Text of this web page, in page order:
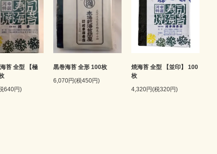
苔 全型 【極
640円)
黒巻海苔 全形 100枚
6,070円(税450円)
焼海苔 全型 【並印】 100
枚
4,320円(税320円)